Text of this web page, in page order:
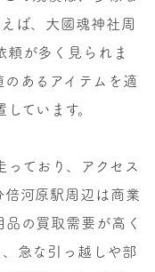
ば、大國魂神社周
が多く見られま
あるアイテムを適
ています。
ており、アクセス
河原駅周辺は商業
の買取需要が高く
急な引っ越しや部